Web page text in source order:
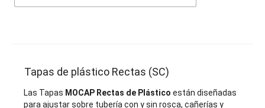
Tapas de plástico Rectas (SC)
Las Tapas MOCAP Rectas de Plástico están diseñadas
para ajustar sobre tubería con y sin rosca, cañerías y